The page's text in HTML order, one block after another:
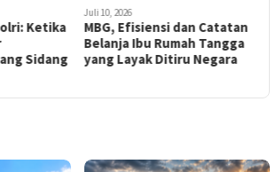
Ketika
Sidang
Juli 10, 2026
MBG, Efisiensi dan Catatan
Belanja Ibu Rumah Tangga
yang Layak Ditiru Negara